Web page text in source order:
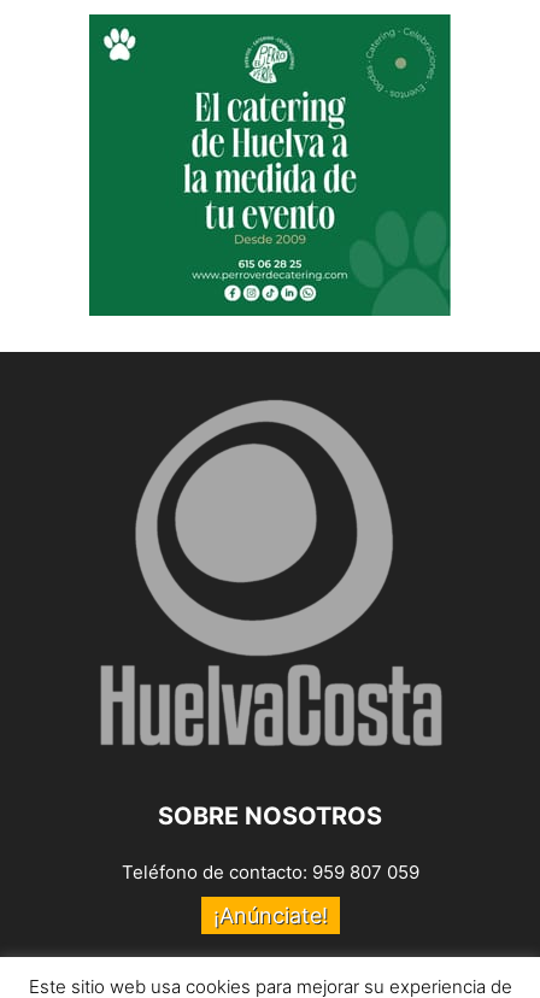
SOBRE NOSOTROS
Teléfono de contacto: 959 807 059
¡Anúnciate!
Envíanos tus notas de prensa a: prensa@huelvacosta.com
Este sitio web usa cookies para mejorar su experiencia de